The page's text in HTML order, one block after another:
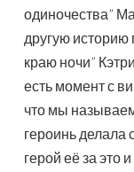
одиночества”
другую историю
краю ночи”
есть момент с
что мы
героинь делала
герой её за это